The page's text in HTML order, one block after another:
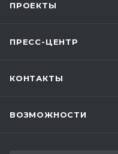
ПРОЕКТЫ
ПРЕСС-ЦЕНТР
КОНТАКТЫ
ВОЗМОЖНОСТИ